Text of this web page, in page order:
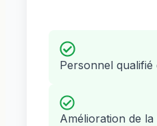
Personnel
Amélioration de